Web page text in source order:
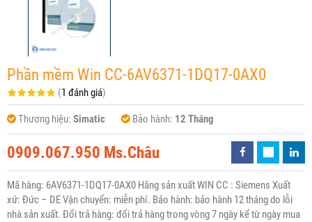
Phần mềm Win CC-6AV6371-1DQ17-0AX0
(1 đánh giá)
Thương hiệu: Simatic Bảo hành: 12 Tháng
0909.067.950 Ms.Châu
Mã hàng: 6AV6371-1DQ17-0AX0 Hãng sản xuất WIN CC : Siemens Xuất
xứ: Đức – DE Vận chuyển: miễn phí. Bảo hành: bảo hành 12 tháng do lỗi
nhà sản xuất. Đổi trả hàng: đổi trả hàng trong vòng 7 ngày kể từ ngày mua